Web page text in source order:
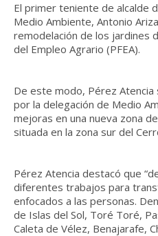
El primer teniente de alcalde
Medio Ambiente, Antonio
remodelación de los jardines
del Empleo Agrario (PFEA).
De este modo, Pérez
por la delegación de Medio
mejoras en una nueva zona
situada en la zona sur del
Pérez Atencia destacó que
diferentes trabajos para
enfocados a las personas.
de Islas del Sol, Toré Toré,
Caleta de Vélez, Benajarafe,